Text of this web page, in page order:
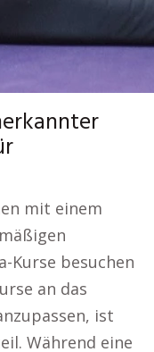
mit einem
Kurse besuchen
an das
ist
Während eine